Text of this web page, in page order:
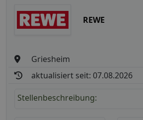
REWE
Griesheim
aktualisiert seit: 07.08.2026
Stellenbeschreibung: